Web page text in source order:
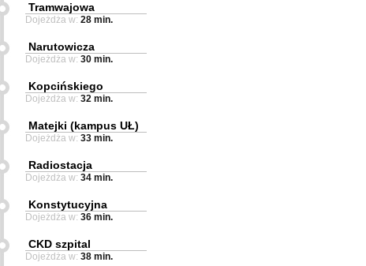
Tramwajowa
Dojeżdża w: 28 min.
Narutowicza
Dojeżdża w: 30 min.
Kopcińskiego
Dojeżdża w: 32 min.
Matejki (kampus UŁ)
Dojeżdża w: 33 min.
Radiostacja
Dojeżdża w: 34 min.
Konstytucyjna
Dojeżdża w: 36 min.
CKD szpital
Dojeżdża w: 38 min.